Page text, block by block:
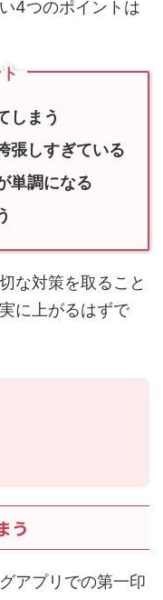
4つのポイントは
しまう
張しすぎている
単調になる
な対策を取ること
に上がるはずで
う
アプリでの第一印